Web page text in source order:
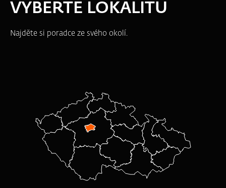
VYBERTE LOKALITU
Najděte si poradce ze svého okolí.